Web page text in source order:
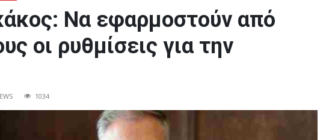
Να εφαρμοστούν από
οι ρυθμίσεις για την
1034